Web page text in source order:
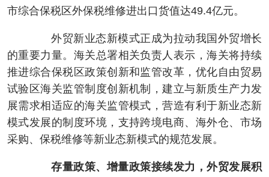
市综合保税区外保税维修进出口货值达49.4亿元。
外贸新业态新模式正成为拉动我国外贸增长
的重要力量。海关总署相关负责人表示，海关将持续
推进综合保税区政策创新和监管改革，优化自由贸易
试验区海关监管制度创新机制，建立与新质生产力发
展需求相适应的海关监管模式，营造有利于新业态新
模式发展的制度环境，支持跨境电商、海外仓、市场
采购、保税维修等新业态新模式的规范发展。
存量政策、增量政策接续发力，外贸发展积